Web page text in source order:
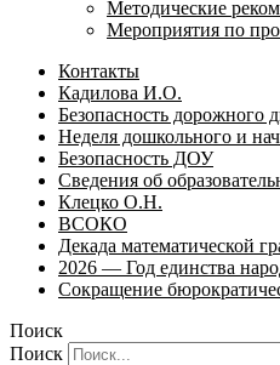
Методические
Мероприятия по
Контакты
Кадилова И.О.
Безопасность дорожного
Неделя дошкольного и
Безопасность ДОУ
Сведения об
Клецко О.Н.
ВСОКО
Декада математической
2026 — Год единства
Сокращение
Поиск
Поиск